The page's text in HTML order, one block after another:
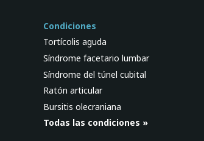
Condiciones
Tortícolis aguda
Síndrome facetario lumbar
Síndrome del túnel cubital
Ratón articular
Bursitis olecraniana
Todas las condiciones »